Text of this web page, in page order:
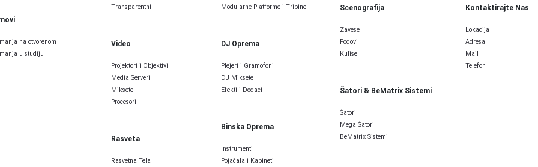
na otvorenom
u studiju
Transparentni
Video
Projektori i Objektivi
Media Serveri
Miksete
Procesori
Rasveta
Rasvetna Tela
Modularne Platforme i Tribine
DJ Oprema
Plejeri i Gramofoni
DJ Miksete
Efekti i Dodaci
Binska Oprema
Instrumenti
Pojačala i Kabineti
Scenografija
Zavese
Podovi
Kulise
Šatori & BeMatrix Sistemi
Šatori
Mega Šatori
BeMatrix Sistemi
Kontaktirajte Nas
Lokacija
Adresa
Mail
Telefon